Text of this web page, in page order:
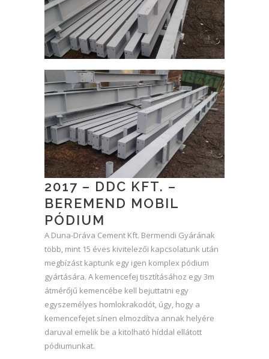
2017 – DDC KFT. –
BEREMEND MOBIL
PÓDIUM
A Duna-Dráva Cement Kft. Bermendi Gyárának
több, mint 15 éves kivitelezői kapcsolatunk után
megbízást kaptunk egy igen komplex pódium
gyártására. A kemencefej tisztításához egy 3m
átmérőjű kemencébe kell bejuttatni egy
egyszemélyes homlokrakodót, úgy, hogy a
kemencefejet sínen elmozdítva annak helyére
daruval emelik be a kitolható híddal ellátott
pódiumunkat.